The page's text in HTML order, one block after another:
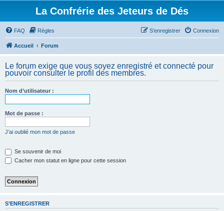
La Confrérie des Jeteurs de Dés
FAQ Règles Connexion
S’enregistrer
Accueil Forum
Le forum exige que vous soyez enregistré et connecté pour
pouvoir consulter le profil des membres.
Nom d’utilisateur :
Mot de passe :
J’ai oublié mon mot de passe
Se souvenir de moi
Cacher mon statut en ligne pour cette session
S’ENREGISTRER